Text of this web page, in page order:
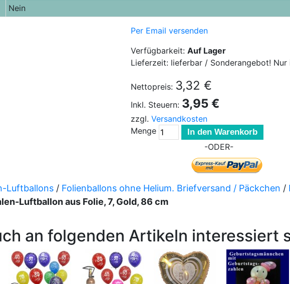
Nein
Per Email versenden
Verfügbarkeit: Auf Lager
Lieferzeit: lieferbar / Sonderangebot! Nur
Nettopreis: 3,32 €
Inkl. Steuern: 3,95 €
zzgl. Versandkosten
Menge
In den Warenkorb
-ODER-
Luftballons / Folienballons ohne Helium. Briefversand / Päckchen /
Luftballon aus Folie, 7, Gold, 86 cm
an folgenden Artikeln interessiert